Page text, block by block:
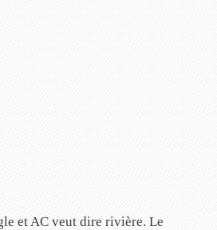
et AC veut dire rivière. Le